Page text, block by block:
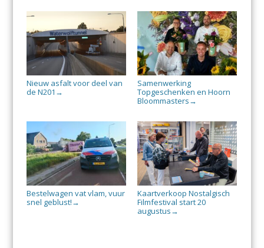
Nieuw asfalt voor deel van
de N201 →
Samenwerking
Topgeschenken en Hoorn
Bloommasters →
Bestelwagen vat vlam, vuur
snel geblust! →
Kaartverkoop Nostalgisch
Filmfestival start 20
augustus →